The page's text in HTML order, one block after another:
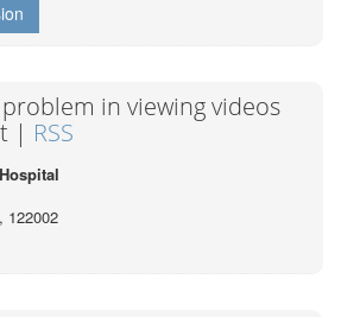
in viewing videos
| RSS
122002